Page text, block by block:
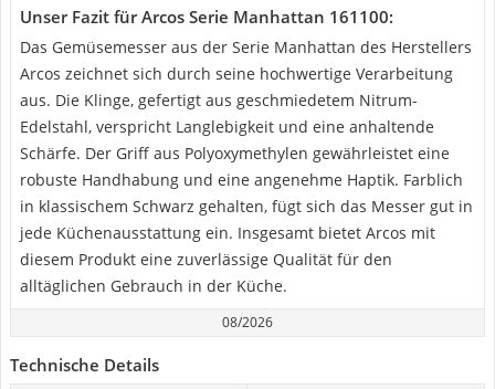
Unser Fazit für Arcos Serie Manhattan 161100:
Das Gemüsemesser aus der Serie Manhattan des Herstellers
Arcos zeichnet sich durch seine hochwertige Verarbeitung
aus. Die Klinge, gefertigt aus geschmiedetem Nitrum-
Edelstahl, verspricht Langlebigkeit und eine anhaltende
Schärfe. Der Griff aus Polyoxymethylen gewährleistet eine
robuste Handhabung und eine angenehme Haptik. Farblich
in klassischem Schwarz gehalten, fügt sich das Messer gut in
jede Küchenausstattung ein. Insgesamt bietet Arcos mit
diesem Produkt eine zuverlässige Qualität für den
alltäglichen Gebrauch in der Küche.
08/2026
Technische Details